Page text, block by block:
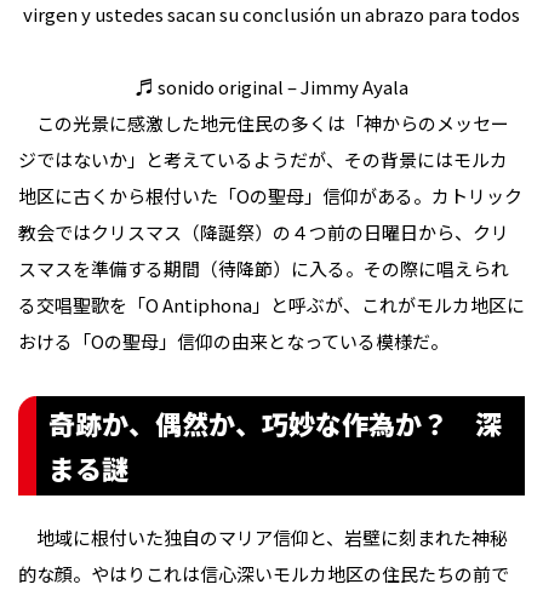
virgen y ustedes sacan su conclusión un abrazo para todos
♬ sonido original – Jimmy Ayala
この光景に感激した地元住民の多くは「神からのメッセー
ジではないか」と考えているようだが、その背景にはモルカ
地区に古くから根付いた「Oの聖母」信仰がある。カトリック
教会ではクリスマス（降誕祭）の４つ前の日曜日から、クリ
スマスを準備する期間（待降節）に入る。その際に唱えられ
る交唱聖歌を「O Antiphona」と呼ぶが、これがモルカ地区に
おける「Oの聖母」信仰の由来となっている模様だ。
奇跡か、偶然か、巧妙な作為か？ 深
まる謎
地域に根付いた独自のマリア信仰と、岩壁に刻まれた神秘
的な顔――。やはりこれは信心深いモルカ地区の住民たちの前で